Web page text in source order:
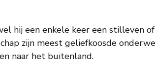
naar het buitenland.